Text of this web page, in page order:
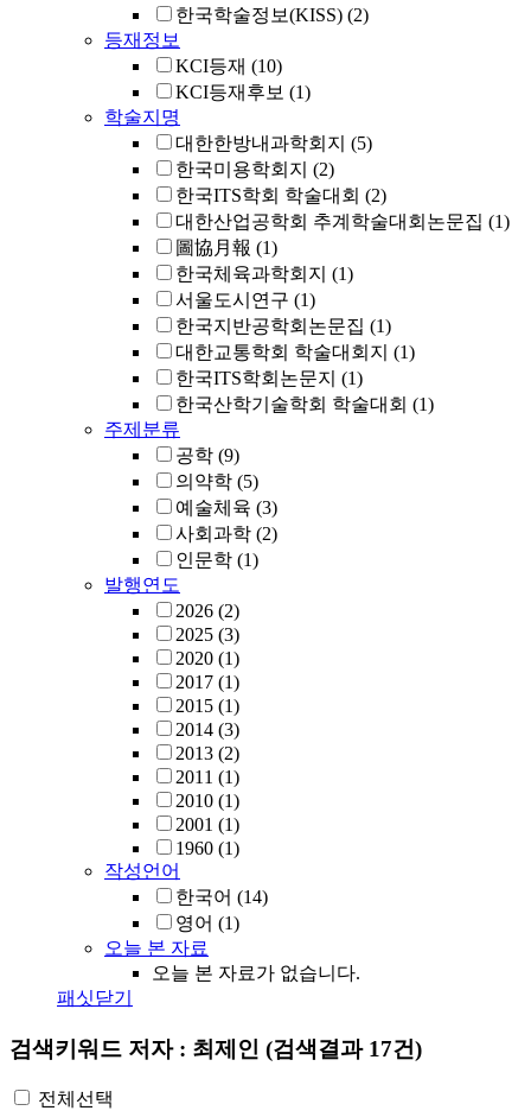
한국학술정보(KISS) (2)
등재정보
KCI등재 (10)
KCI등재후보 (1)
학술지명
대한한방내과학회지 (5)
한국미용학회지 (2)
한국ITS학회 학술대회 (2)
대한산업공학회 추계학술대회논문집 (1)
圖協月報 (1)
한국체육과학회지 (1)
서울도시연구 (1)
한국지반공학회논문집 (1)
대한교통학회 학술대회지 (1)
한국ITS학회논문지 (1)
한국산학기술학회 학술대회 (1)
주제분류
공학 (9)
의약학 (5)
예술체육 (3)
사회과학 (2)
인문학 (1)
발행연도
2026 (2)
2025 (3)
2020 (1)
2017 (1)
2015 (1)
2014 (3)
2013 (2)
2011 (1)
2010 (1)
2001 (1)
1960 (1)
작성언어
한국어 (14)
영어 (1)
오늘 본 자료
오늘 본 자료가 없습니다.
패싯닫기
검색키워드 저자 : 최제인 (검색결과 17건)
전체선택